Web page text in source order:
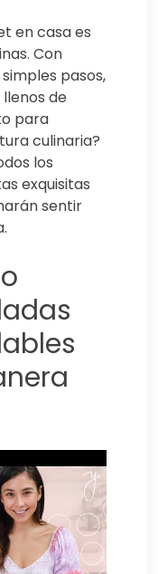
en casa es
Con
pasos,
de
para
culinaria?
los
exquisitas
sentir